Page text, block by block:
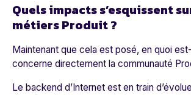
Quels impacts s’esquissent
métiers Produit ?
Maintenant que cela est posé, en quoi
concerne directement la communauté
Le backend d’Internet est en train